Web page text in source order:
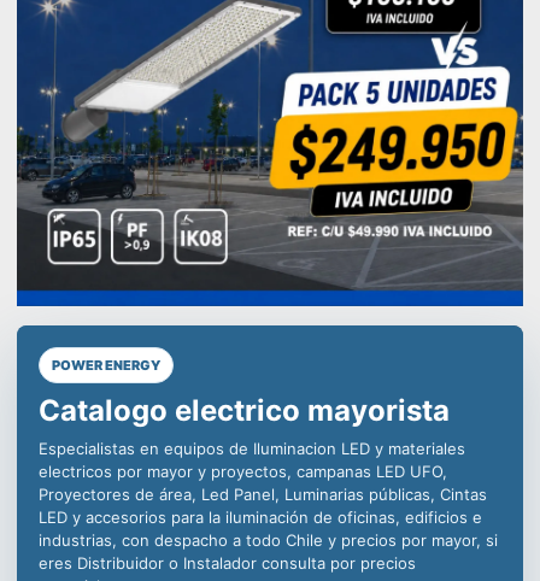
POWER ENERGY
Líderes en equipos de
iluminación LED para la
industria, decenas de
distribuidores en todo Chile
para ofrecer productos de
calidad incomparable.